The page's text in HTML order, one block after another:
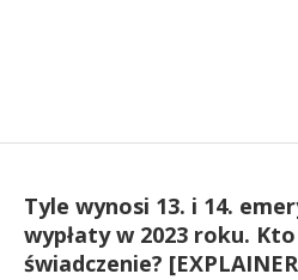
Tyle wynosi 13. i 14.
wypłaty w 2023 roku.
świadczenie?